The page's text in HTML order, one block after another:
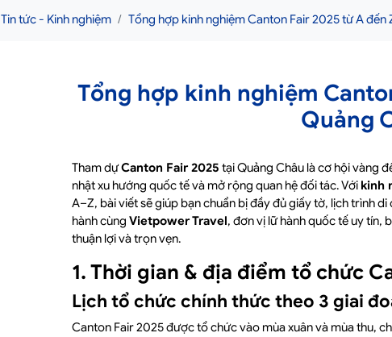
Tin tức - Kinh nghiệm Tổng hợp kinh nghiệm Canton Fair 2025 từ A đến
Tổng hợp kinh nghiệm
Quảng
Tham dựCanton Fair 2025 tại Quảng Châu là cơ hội vàng
nhật xu hướng quốc tế và mở rộng quan hệ đối tác. Với kinh
A–Z, bài viết sẽ giúp bạn chuẩn bị đầy đủ giấy tờ, lịch trình
hành cùng Vietpower Travel, đơn vị lữ hành quốc tế uy tín,
thuận lợi và trọn vẹn.
1. Thời gian & địa điểm tổ chức
Lịch tổ chức chính thức theo 3 giai
Canton Fair 2025 được tổ chức vào mùa xuân và mùa thu,